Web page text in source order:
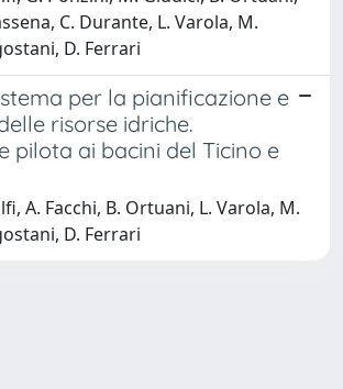
C. Durante, L. Varola, M.
D. Ferrari
per la pianificazione e
risorse idriche.
pilota ai bacini del Ticino e
A. Facchi, B. Ortuani, L. Varola, M.
D. Ferrari